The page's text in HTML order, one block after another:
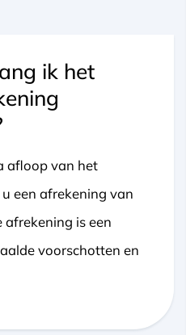
ik het
afloop van het
een afrekening van
afrekening is een
voorschotten en